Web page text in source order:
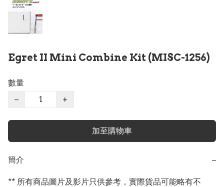
Egret II Mini Combine Kit (MISC-1256)
數量
−
+
加至購物車
簡介 −
** 所有商品圖片及影片只供參考，實際貨品可能略有不